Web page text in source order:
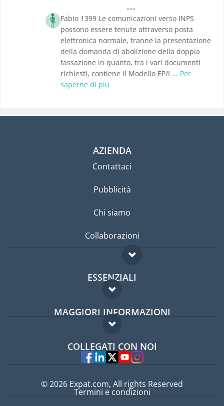
Fabio 1399 Le comunicazioni verso INPS
possono essere tenute attraverso posta
elettronica normale, tranne la presentazione
della domanda di abolizione della doppia
tassazione in quanto, tra i vari documenti
richiesti, contiene il Modello EP/I ... Per
saperne di più
AZIENDA
Contattaci
Pubblicità
Chi siamo
Collaborazioni
ESSENZIALI
Forum per expat
Guida per expat
MAGGIORI INFORMAZIONI
Domande frequenti
Esperti
COLLEGATI CON NOI
© 2026 Expat.com, All rights Reserved
Termini e condizioni